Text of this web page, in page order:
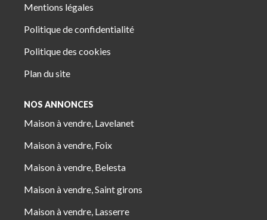
Mentions légales
Politique de confidentialité
Politique des cookies
Plan du site
NOS ANNONCES
Maison à vendre, Lavelanet
Maison à vendre, Foix
Maison à vendre, Belesta
Maison à vendre, Saint girons
Maison à vendre, Lasserre